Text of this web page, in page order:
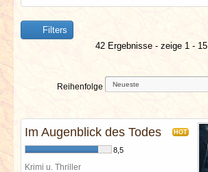
NEWS & DATES
BERICHTE
VERLOSUNGEN
SPECIALS
Filters
42 Ergebnisse - zeige 1 - 15
Reihenfolge
Im Augenblick des Todes HOT
8,5
Krimi u. Thriller